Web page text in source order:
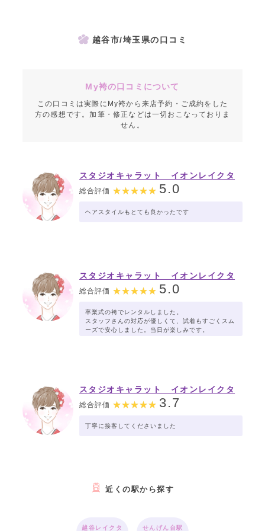
越谷市/埼玉県の口コミ
My袴の口コミについて
この口コミは実際にMy袴から来店予約・ご成約をした
方の感想です。加筆・修正などは一切おこなっておりま
せん。
スタジオキャラット イオンレイクタ
ウン店
総合評価 5.0
ヘアスタイルもとても良かったです
スタジオキャラット イオンレイクタ
ウン店
総合評価 5.0
卒業式の袴でレンタルしました。
スタッフさんの対応が優しくて、試着もすごくスム
ーズで安心しました。当日が楽しみです。
スタジオキャラット イオンレイクタ
ウン店
総合評価 3.7
丁寧に接客してくださいました
近くの駅から探す
越谷レイクタ せんげん台駅